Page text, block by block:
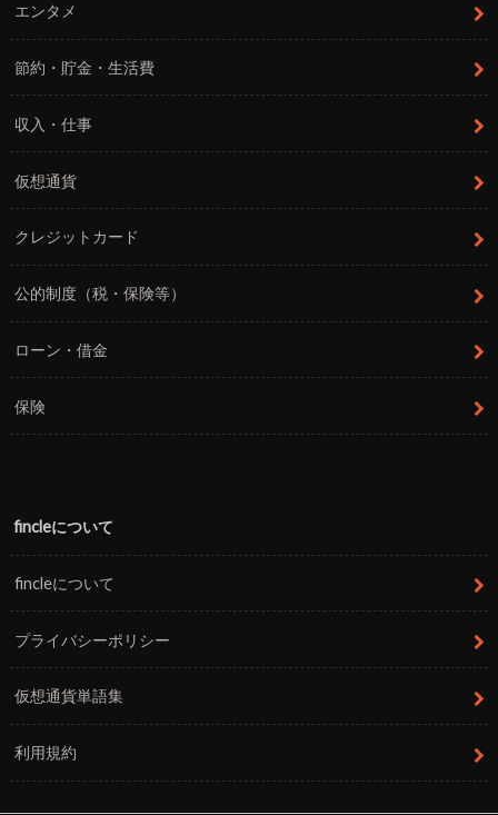
エンタメ
節約・貯金・生活費
収入・仕事
仮想通貨
クレジットカード
公的制度（税・保険等）
ローン・借金
保険
fincleについて
fincleについて
プライバシーポリシー
仮想通貨単語集
利用規約